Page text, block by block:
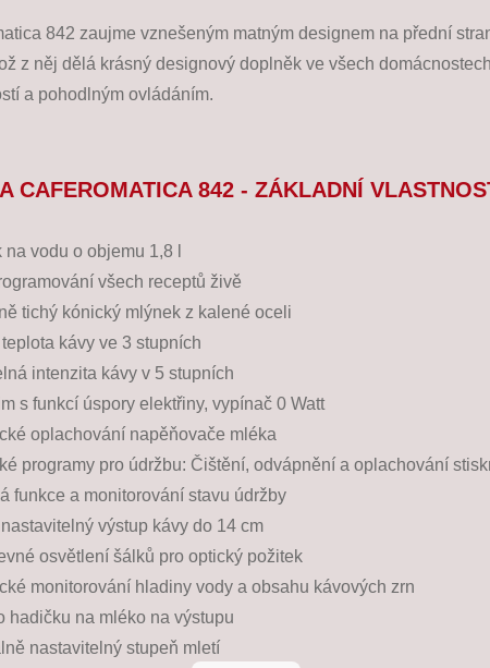
842 zaujme vznešeným matným designem na přední
z něj dělá krásný designový doplněk ve všech
a pohodlným ovládáním.
CAFEROMATICA 842 - ZÁKLADNÍ
vodu o objemu 1,8 l
všech receptů živě
tichý kónický mlýnek z kalené oceli
kávy ve 3 stupních
intenzita kávy v 5 stupních
s funkcí úspory elektřiny, vypínač 0 Watt
oplachování napěňovače mléka
programy pro údržbu: Čištění, odvápnění a oplachování
funkce a monitorování stavu údržby
výstup kávy do 14 cm
osvětlení šálků pro optický požitek
monitorování hladiny vody a obsahu kávových zrn
hadičku na mléko na výstupu
nastavitelný stupeň mletí